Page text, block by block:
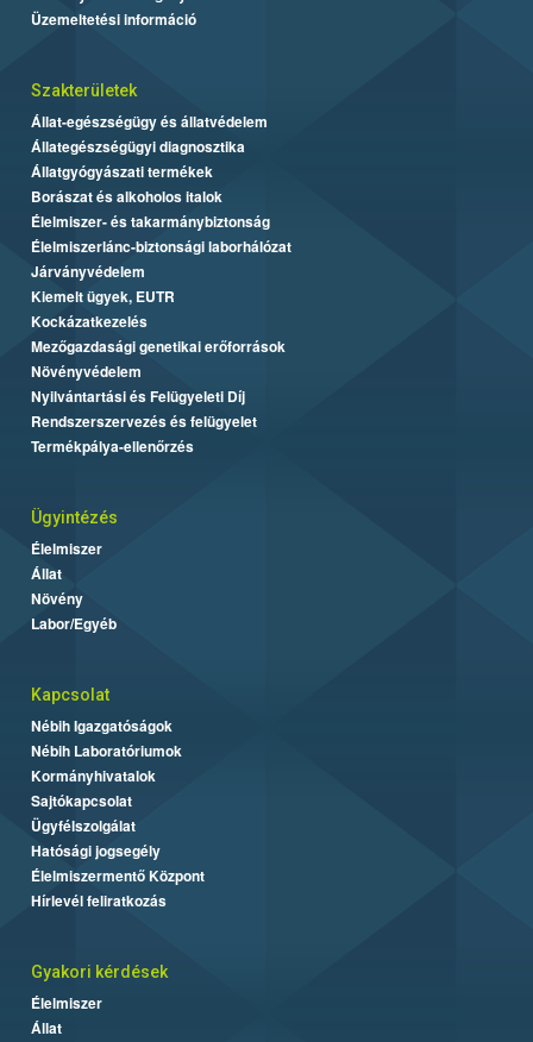
Üzemeltetési információ
Szakterületek
Állat-egészségügy és állatvédelem
Állategészségügyi diagnosztika
Állatgyógyászati termékek
Borászat és alkoholos italok
Élelmiszer- és takarmánybiztonság
Élelmiszerlánc-biztonsági laborhálózat
Járványvédelem
Kiemelt ügyek, EUTR
Kockázatkezelés
Mezőgazdasági genetikai erőforrások
Növényvédelem
Nyilvántartási és Felügyeleti Díj
Rendszerszervezés és felügyelet
Termékpálya-ellenőrzés
Ügyintézés
Élelmiszer
Állat
Növény
Labor/Egyéb
Kapcsolat
Nébih Igazgatóságok
Nébih Laboratóriumok
Kormányhivatalok
Sajtókapcsolat
Ügyfélszolgálat
Hatósági jogsegély
Élelmiszermentő Központ
Hírlevél feliratkozás
Gyakori kérdések
Élelmiszer
Állat